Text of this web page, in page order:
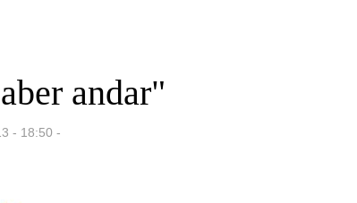
andar"
- 18:50 -